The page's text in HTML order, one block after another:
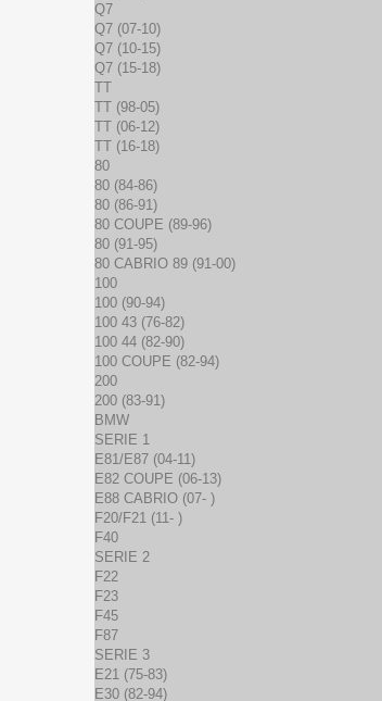
Q7
Q7 (07-10)
Q7 (10-15)
Q7 (15-18)
TT
TT (98-05)
TT (06-12)
TT (16-18)
80
80 (84-86)
80 (86-91)
80 COUPE (89-96)
80 (91-95)
80 CABRIO 89 (91-00)
100
100 (90-94)
100 43 (76-82)
100 44 (82-90)
100 COUPE (82-94)
200
200 (83-91)
BMW
SERIE 1
E81/E87 (04-11)
E82 COUPE (06-13)
E88 CABRIO (07- )
F20/F21 (11- )
F40
SERIE 2
F22
F23
F45
F87
SERIE 3
E21 (75-83)
E30 (82-94)